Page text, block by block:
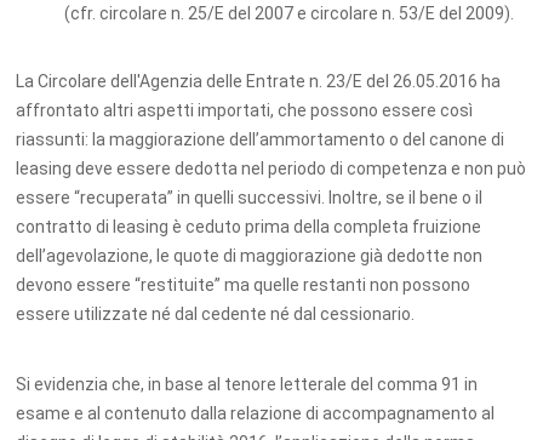
(cfr. circolare n. 25/E del 2007 e circolare n. 53/E del 2009).
La Circolare dell'Agenzia delle Entrate n. 23/E del 26.05.2016 ha
affrontato altri aspetti importati, che possono essere così
riassunti: la maggiorazione dell’ammortamento o del canone di
leasing deve essere dedotta nel periodo di competenza e non può
essere “recuperata” in quelli successivi. Inoltre, se il bene o il
contratto di leasing è ceduto prima della completa fruizione
dell’agevolazione, le quote di maggiorazione già dedotte non
devono essere “restituite” ma quelle restanti non possono
essere utilizzate né dal cedente né dal cessionario.
Si evidenzia che, in base al tenore letterale del comma 91 in
esame e al contenuto dalla relazione di accompagnamento al